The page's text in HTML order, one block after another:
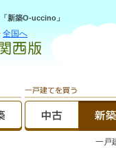
新築O-uccino」
全国へ
一戸